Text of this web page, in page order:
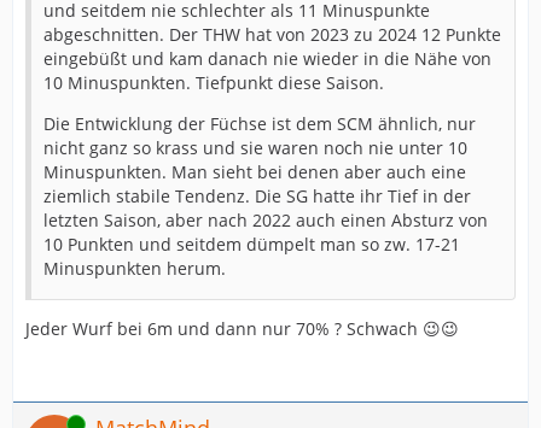
und seitdem nie schlechter als 11 Minuspunkte
abgeschnitten. Der THW hat von 2023 zu 2024 12 Punkte
eingebüßt und kam danach nie wieder in die Nähe von
10 Minuspunkten. Tiefpunkt diese Saison.
Die Entwicklung der Füchse ist dem SCM ähnlich, nur
nicht ganz so krass und sie waren noch nie unter 10
Minuspunkten. Man sieht bei denen aber auch eine
ziemlich stabile Tendenz. Die SG hatte ihr Tief in der
letzten Saison, aber nach 2022 auch einen Absturz von
10 Punkten und seitdem dümpelt man so zw. 17-21
Minuspunkten herum.
Jeder Wurf bei 6m und dann nur 70% ? Schwach 😉😉
Online